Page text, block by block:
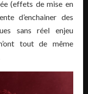
(effets de mise en
d’enchainer des
sans réel enjeu
tout de même